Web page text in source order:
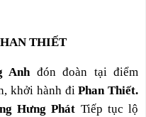
THIẾT
Anh đón đoàn tại điểm
khởi hành điPhan Thiết.
Hưng Phát Tiếp tục lộ